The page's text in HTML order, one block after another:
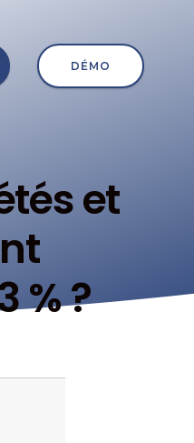
DÉMO
et
% ?